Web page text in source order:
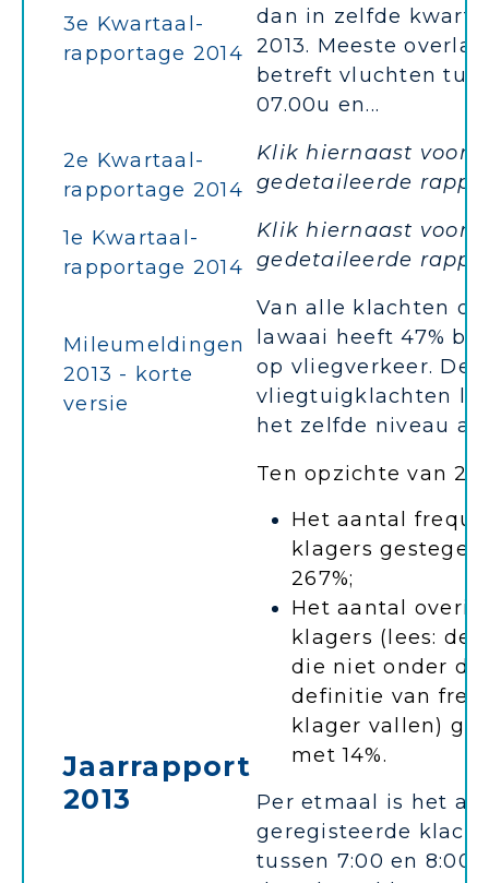
3e Kwartaal-
rapportage 2014
dan in zelfde
2013. Meeste
betreft vluchten
07.00u en...
2e Kwartaal-
rapportage 2014
Klik hiernaast voor
gedetaileerde
1e Kwartaal-
rapportage 2014
Klik hiernaast voor
gedetaileerde
Mileumeldingen
2013 - korte
versie
Van alle klachten
lawaai heeft 47%
op vliegverkeer. De
vliegtuigklachten
het zelfde niveau als
Jaarrapport
2013
Ten opzichte van
Het aantal
klagers
267%;
Het aantal
klagers (lees: de
die niet onder de
definitie van
klager vallen)
met 14%.
Per etmaal is het
geregisteerde
tussen 7:00 en 8:00